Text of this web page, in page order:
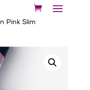
Pink Slim